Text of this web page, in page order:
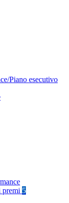
Piano esecutivo
premi 5